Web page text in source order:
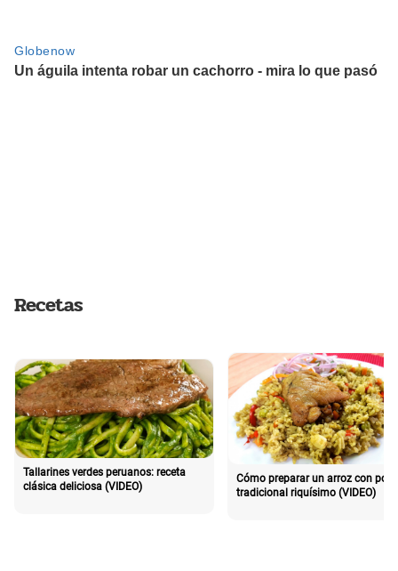
Recetas
Tallarines verdes peruanos: receta
clásica deliciosa (VIDEO)
Cómo preparar un arroz con pollo
tradicional riquísimo (VIDEO)